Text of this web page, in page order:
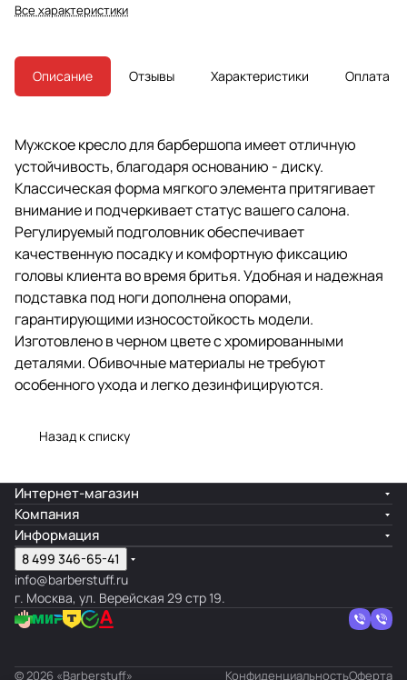
Все характеристики
Описание Отзывы Характеристики Оплата
Мужское кресло для барбершопа имеет отличную
устойчивость, благодаря основанию - диску.
Классическая форма мягкого элемента притягивает
внимание и подчеркивает статус вашего салона.
Регулируемый подголовник обеспечивает
качественную посадку и комфортную фиксацию
головы клиента во время бритья. Удобная и надежная
подставка под ноги дополнена опорами,
гарантирующими износостойкость модели.
Изготовлено в черном цвете с хромированными
деталями. Обивочные материалы не требуют
особенного ухода и легко дезинфицируются.
Назад к списку
Интернет-магазин
Компания
Информация
8 499 346-65-41
info@barberstuff.ru
г. Москва, ул. Верейская 29 стр 19.
© 2026 «Barberstuff» КонфиденциальностьОферта